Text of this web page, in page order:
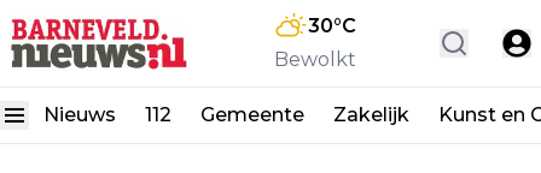
30°C
Bewolkt
Nieuws 112 Gemeente Zakelijk Kunst en